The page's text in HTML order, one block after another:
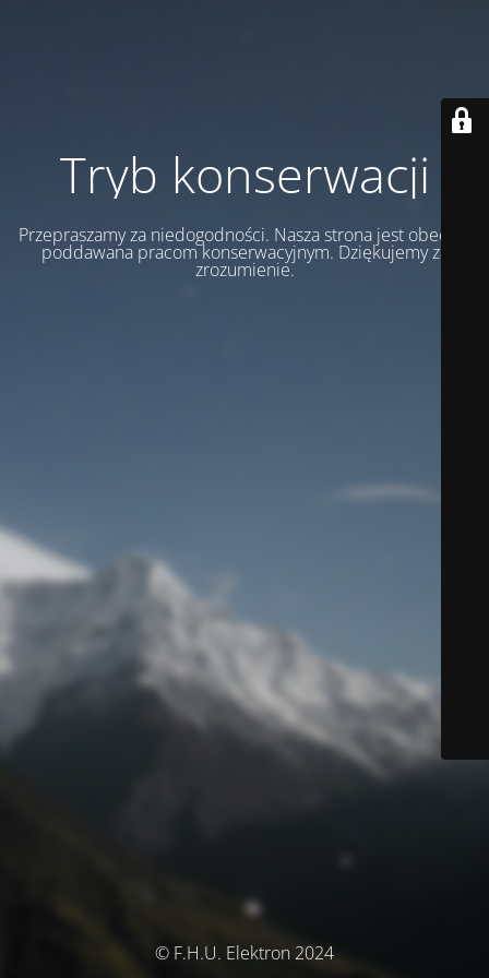
Tryb konserwacji
Przepraszamy za niedogodności. Nasza strona jest obecnie
poddawana pracom konserwacyjnym. Dziękujemy za
zrozumienie.
© F.H.U. Elektron 2024